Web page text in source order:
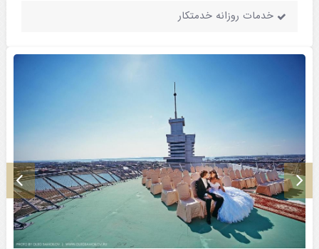
خدمات روزانه خدمتکار